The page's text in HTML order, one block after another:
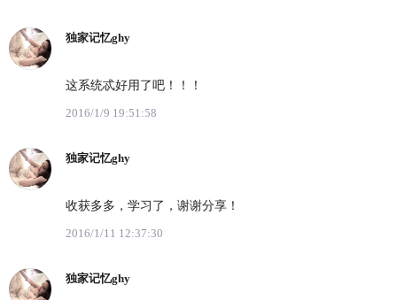
独家记忆ghy
这系统忒好用了吧！！！
2016/1/9 19:51:58
独家记忆ghy
收获多多，学习了，谢谢分享！
2016/1/11 12:37:30
独家记忆ghy